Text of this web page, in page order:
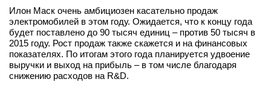
Илон Маск очень амбициозен касательно продаж
электромобилей в этом году. Ожидается, что к концу года
будет поставлено до 90 тысяч единиц – против 50 тысяч в
2015 году. Рост продаж также скажется и на финансовых
показателях. По итогам этого года планируется удвоение
выручки и выход на прибыль – в том числе благодаря
снижению расходов на R&D.